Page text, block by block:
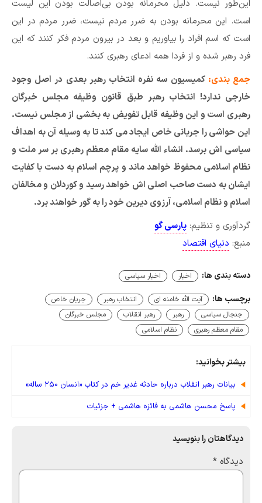
این‌طور نیست. دلیل محرمانه بودن بی‌اصالت بودن این لیست
است. این محرمانه بودن به ضرر مردم نیست، ضرر مردم در این
است که اسم افراد را بیاوریم و بعد در بیرون مردم فکر کنند که این
فرد رهبر شده و از فردا همه ادعای رهبری کنند.
جمع بندی: کمیسیون سه نفره انتخاب رهبر بعدی در اصل وجود
خارجی ندارد! انتخاب رهبر طبق قانون وظیفه مجلس خبرگان
رهبری است و این وظیفه قابل تفویض به بخشی از مجلس نیست.
این حواشی را جریانی خاص ایجاد می کند تا به وسیله آن به اهداف
سیاسی اش برسد. انشاء الله سایه مقام معظم رهبری بر سر ملت و
نظام اسلامی محفوظ خواهد ماند و پرچم اسلام به دست با کفایت
ایشان به دست صاحب اصلی اش خواهد رسید و کوردلان و مخالفان
اسلام و نظام اسلامی، آرزوی دیرین خود را به گور خواهند برد.
گردآوری و تنظیم: پارسی گو
منبع: دنیای اقتصاد
دسته بندی ها: اخبار اخبار سیاسی
برچسب ها: آیت الله خامنه ای انتخاب رهبر
جریان خاص
جنجال سیاسی
رهبر رهبر انقلاب
مجلس خبرگان
مقام معظم رهبری
نظام اسلامی
بیشتر بخوانید:
بيانات رهبر انقلاب درباره حادثه غدير خم در كتاب «انسان ۲۵۰ ساله»
پاسخ محسن هاشمی به فائزه هاشمی + جزئیات
دیدگاهتان را بنویسید
دیدگاه *